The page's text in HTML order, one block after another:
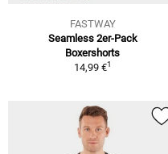
FASTWAY
Seamless 2er-Pack
Boxershorts
14,99 €1